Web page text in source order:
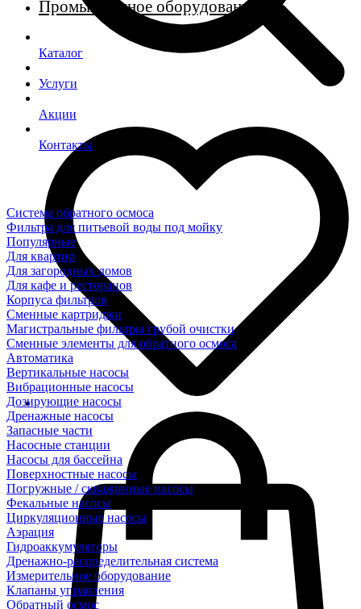
Промышленное оборудование
Каталог
Услуги
Акции
Контакты
Система обратного осмоса
Фильтра для питьевой воды под мойку
Популярные
Для квартир
Для загородных домов
Для кафе и ресторанов
Корпуса фильтров
Сменные картриджи
Магистральные фильтры грубой очистки
Сменные элементы для обратного осмоса
Автоматика
Вертикальные насосы
Вибрационные насосы
Дозирующие насосы
Дренажные насосы
Запасные части
Насосные станции
Насосы для бассейна
Поверхностные насосы
Погружные / скважинные насосы
Фекальные насосы
Циркуляционные насосы
Аэрация
Гидроаккумуляторы
Дренажно-распределительная система
Измерительное оборудование
Клапаны управления
Обратный осмос